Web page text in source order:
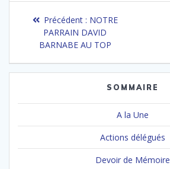
Navigation
l’article
Précédent : Article
précédent
:
NOTRE
PARRAIN DAVID
BARNABE AU TOP
SOMMAIRE
A la Une
Actions délégués
Devoir de Mémoire